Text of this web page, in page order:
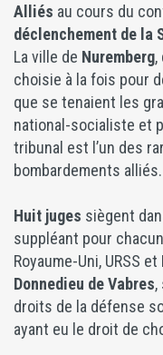
Alliés au cours du
déclenchement de la
La ville de Nuremberg,
choisie à la fois pour
que se tenaient les
national-socialiste et
tribunal est l’un des
bombardements alliés.
Huit juges siègent
suppléant pour
Royaume-Uni, URSS
Donnedieu de Vabres,
droits de la défense
ayant eu le droit de